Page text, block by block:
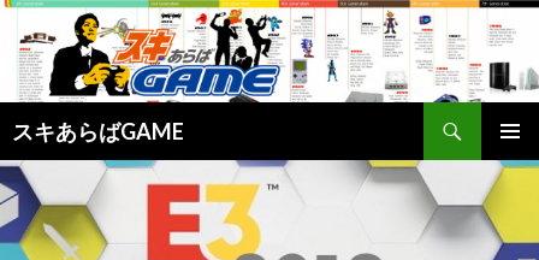
スキあらばGAME
索
メインメ
ニュー
ン
テ
ン